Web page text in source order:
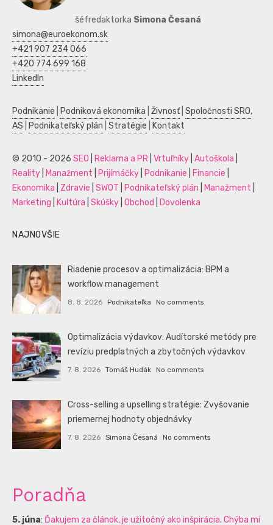
šéfredaktorka Simona Česaná
simona@euroekonom.sk
+421 907 234 066
+420 774 699 168
LinkedIn
Podnikanie Podniková ekonomika Živnosť| Spoločnosti SRO,
AS
Podnikateľský plán Stratégie Kontakt
© 2010 - 2026 SEO Reklama a PR Vrtuľníky Autoškola
Reality
Manažment Prijímáčky Podnikanie Financie
Ekonomika
Zdravie SWOT Podnikateľský plán Manažment
Marketing
Kultúra Skúšky Obchod Dovolenka
NAJNOVŠIE
Riadenie procesov a optimalizácia: BPM a
workflow management
8. 8. 2026 Podnikateľka No comments
Optimalizácia výdavkov: Audítorské metódy pre
revíziu predplatných a zbytočných výdavkov
7. 8. 2026 Tomáš Hudák No comments
Cross-selling a upselling stratégie: Zvyšovanie
priemernej hodnoty objednávky
7. 8. 2026 Simona Česaná No comments
Poradňa
5. júna: Ďakujem za článok, je užitočný ako inšpirácia. Chýba mi